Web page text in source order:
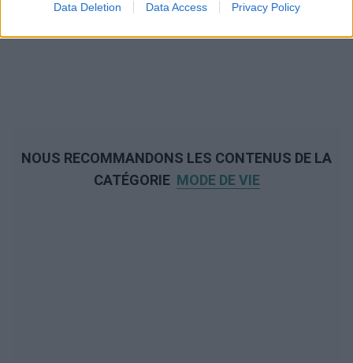
Data Deletion Data Access Privacy Policy
NOUS RECOMMANDONS LES CONTENUS DE LA
CATÉGORIE MODE DE VIE